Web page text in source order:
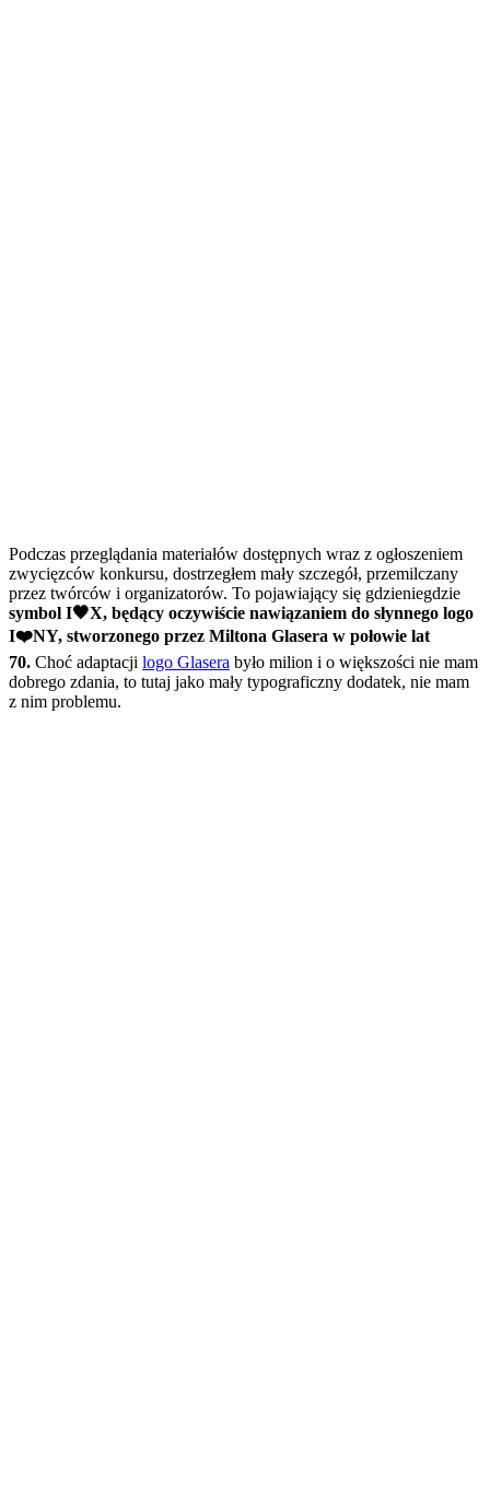
Podczas przeglądania materiałów dostępnych wraz z ogłoszeniem
zwycięzców konkursu, dostrzegłem mały szczegół, przemilczany
przez twórców i organizatorów. To pojawiający się gdzieniegdzie
symbol I🖤X, będący oczywiście nawiązaniem do słynnego logo
I❤️NY, stworzonego przez Miltona Glasera w połowie lat
70. Choć adaptacji logo Glasera było milion i o większości nie mam
dobrego zdania, to tutaj jako mały typograficzny dodatek, nie mam
z nim problemu.